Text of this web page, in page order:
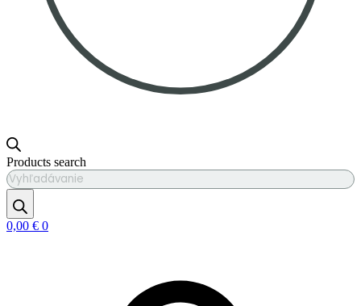
Products search
0,00 € 0